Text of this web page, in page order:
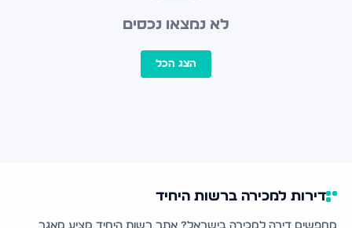
לא נמצאו נכסים
הצג הכל
דירות למכירה ברשות היחיד